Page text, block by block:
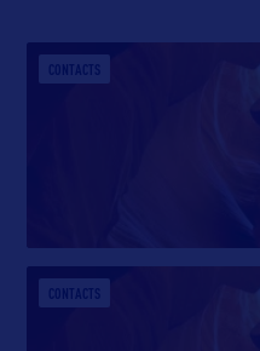
CONTACTS
CONTACTS